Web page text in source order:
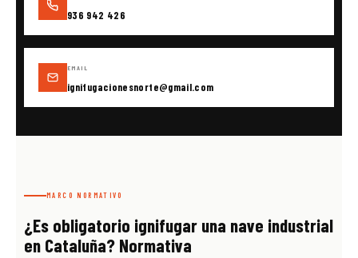
936 942 426
EMAIL
ignifugacionesnorte@gmail.com
MARCO NORMATIVO
¿Es obligatorio ignifugar una nave industrial
en Cataluña? Normativa